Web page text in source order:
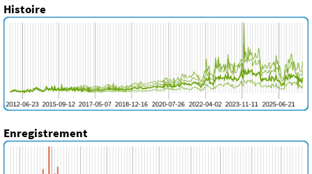
Histoire
Enregistrement